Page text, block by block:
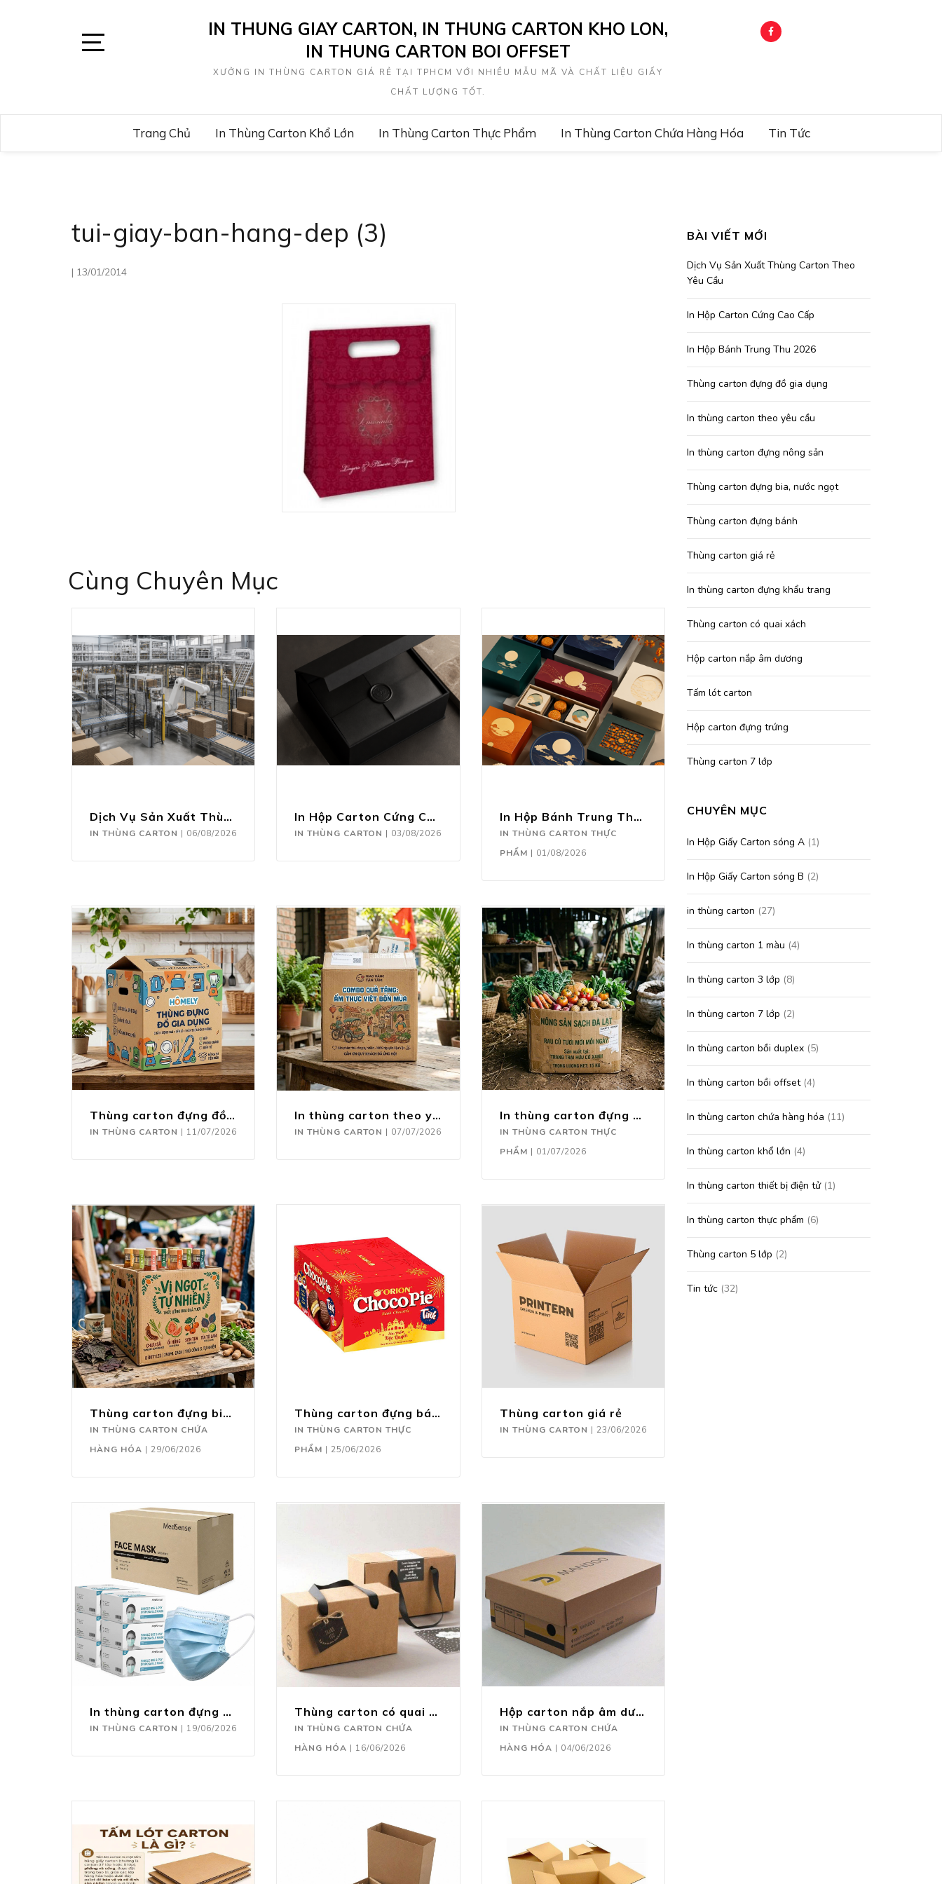
IN THUNG GIAY CARTON, IN THUNG CARTON KHO LON,
IN THUNG CARTON BOI OFFSET
XƯỞNG IN THÙNG CARTON GIÁ RẺ TẠI TPHCM VỚI NHIỀU MẪU MÃ VÀ CHẤT LIỆU GIẤY
CHẤT LƯỢNG TỐT.
Trang Chủ In Thùng Carton Khổ Lớn In Thùng Carton Thực Phẩm In Thùng Carton Chứa Hàng Hóa Tin Tức
tui-giay-ban-hang-dep (3)
| 13/01/2014
Cùng Chuyên Mục
Dịch Vụ Sản Xuất Thùng Carton Theo Yêu Cầu
IN THÙNG CARTON | 06/08/2026
In Hộp Carton Cứng Cao Cấp
IN THÙNG CARTON | 03/08/2026
In Hộp Bánh Trung Thu 2026
IN THÙNG CARTON THỰC
PHẨM | 01/08/2026
Thùng carton đựng đồ gia dụng
IN THÙNG CARTON | 11/07/2026
In thùng carton theo yêu cầu
IN THÙNG CARTON | 07/07/2026
In thùng carton đựng nông sản
IN THÙNG CARTON THỰC
PHẨM | 01/07/2026
Thùng carton đựng bia, nước ngọt
IN THÙNG CARTON CHỨA
HÀNG HÓA | 29/06/2026
Thùng carton đựng bánh
IN THÙNG CARTON THỰC
PHẨM | 25/06/2026
Thùng carton giá rẻ
IN THÙNG CARTON | 23/06/2026
In thùng carton đựng khẩu trang
IN THÙNG CARTON | 19/06/2026
Thùng carton có quai xách
IN THÙNG CARTON CHỨA
HÀNG HÓA | 16/06/2026
Hộp carton nắp âm dương
IN THÙNG CARTON CHỨA
HÀNG HÓA | 04/06/2026
BÀI VIẾT MỚI
Dịch Vụ Sản Xuất Thùng Carton Theo
Yêu Cầu
In Hộp Carton Cứng Cao Cấp
In Hộp Bánh Trung Thu 2026
Thùng carton đựng đồ gia dụng
In thùng carton theo yêu cầu
In thùng carton đựng nông sản
Thùng carton đựng bia, nước ngọt
Thùng carton đựng bánh
Thùng carton giá rẻ
In thùng carton đựng khẩu trang
Thùng carton có quai xách
Hộp carton nắp âm dương
Tấm lót carton
Hộp carton đựng trứng
Thùng carton 7 lớp
CHUYÊN MỤC
In Hộp Giấy Carton sóng A(1)
In Hộp Giấy Carton sóng B (2)
in thùng carton (27)
In thùng carton 1 màu (4)
In thùng carton 3 lớp (8)
In thùng carton 7 lớp (2)
In thùng carton bồi duplex(5)
In thùng carton bồi offset(4)
In thùng carton chứa hàng hóa (11)
In thùng carton khổ lớn (4)
In thùng carton thiết bị điện tử(1)
In thùng carton thực phẩm (6)
Thùng carton 5 lớp (2)
Tin tức(32)